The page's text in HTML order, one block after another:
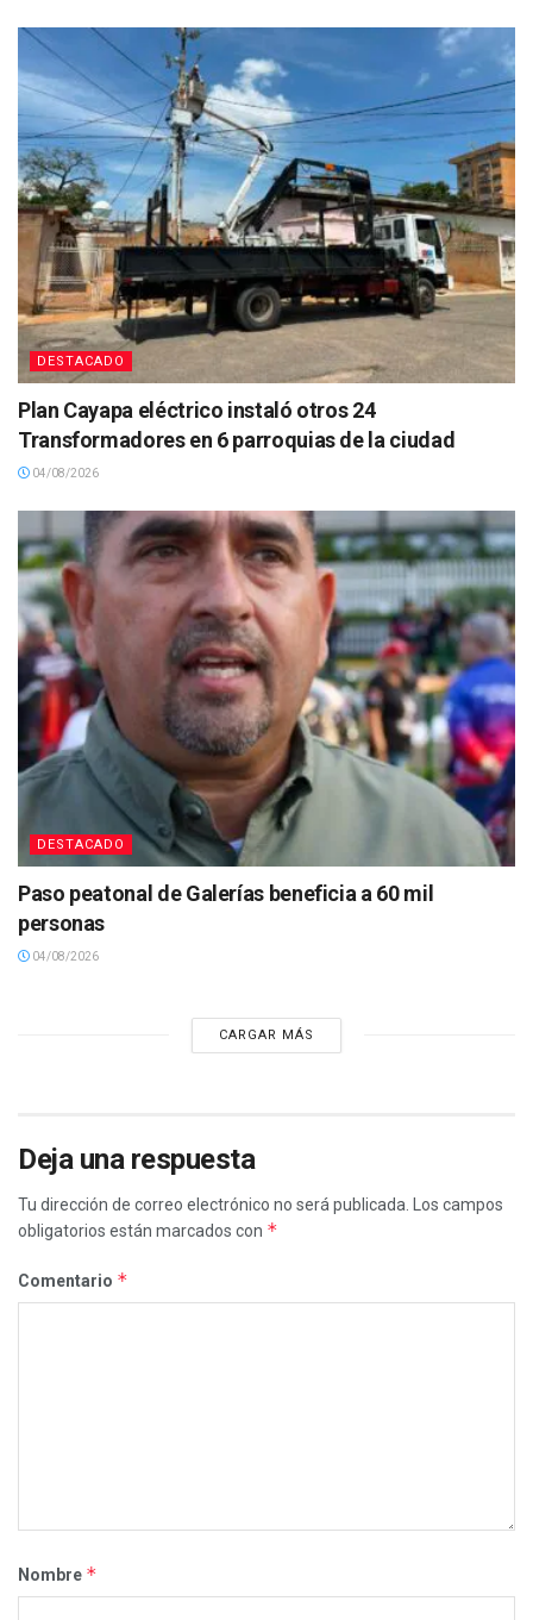
DESTACADO
Plan Cayapa eléctrico instaló otros 24
Transformadores en 6 parroquias de la ciudad
04/08/2026
DESTACADO
Paso peatonal de Galerías beneficia a 60 mil
personas
04/08/2026
CARGAR MÁS
Deja una respuesta
Tu dirección de correo electrónico no será publicada.
Los campos
obligatorios están marcados con *
Comentario *
Nombre *